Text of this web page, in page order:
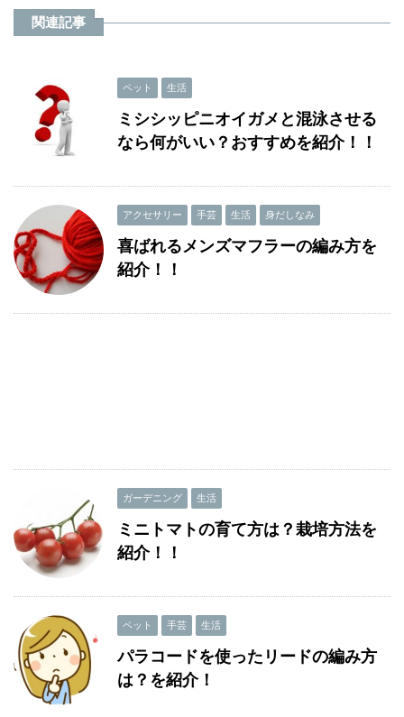
関連記事
ペット 生活
ミシシッピニオイガメと混泳させる
なら何がいい？おすすめを紹介！！
アクセサリー 手芸 生活 身だしなみ
喜ばれるメンズマフラーの編み方を
紹介！！
ガーデニング 生活
ミニトマトの育て方は？栽培方法を
紹介！！
ペット 手芸 生活
パラコードを使ったリードの編み方
は？を紹介！